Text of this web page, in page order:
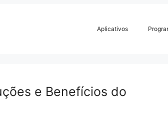
Aplicativos
e Benefícios do